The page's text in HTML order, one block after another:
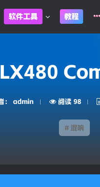
： admin 阅读 98
# 混响
软件工具 教程